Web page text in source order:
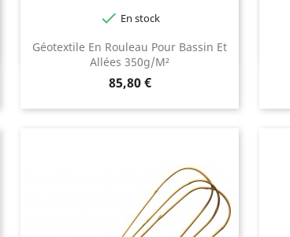
Géotextile En Rouleau Pour Bassin Et
Allées 350g/m²
Prix
85,80 €
 En stock